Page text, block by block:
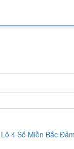
4 Số Miền Bắc